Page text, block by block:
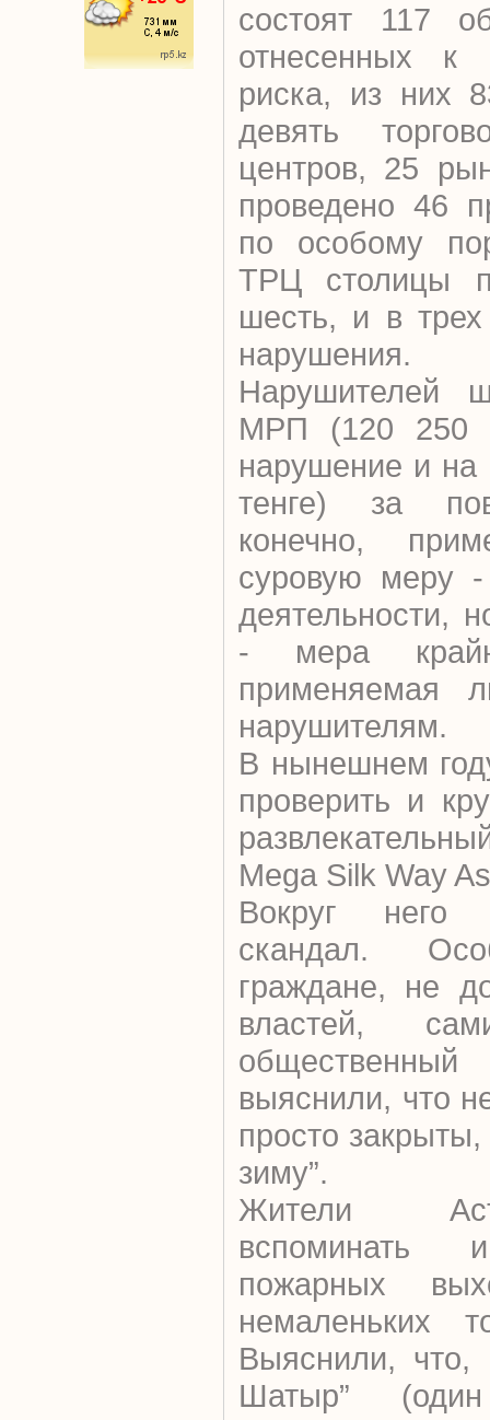
состоят 117
отнесенных к
риска, из них
девять
центров, 25
проведено 46
по особому
ТРЦ столицы
шесть, и в
нарушения.
Нарушителей
МРП (120 250
нарушение и
тенге) за
конечно,
суровую меру -
деятельности,
- мера
применяемая
нарушителям.
В нынешнем
проверить и
Mega Silk Way
Вокруг него
скандал.
граждане, не
властей,
выяснили, что
просто
зиму”.
Жители
вспоминать
пожарных
немаленьких
Выяснили, что,
Шатыр”